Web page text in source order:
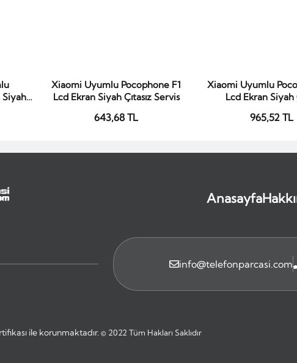
Siyah
Sepete Ekle
Xiaomi Uyumlu Pocophone F1
Lcd Ekran Siyah Çıtasız Servis
643,68 TL
Sepete Ekle
Xiaomi Uyumlu
Lcd Ekran Siyah
965,52 TL
Anasayfa
info@telefonparcasi.com
ile korunmaktadır.© 2022 Tüm Hakları Saklıdır